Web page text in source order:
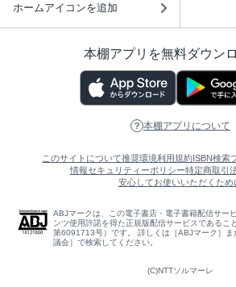
ホームアイコンを追加
本棚アプリを無料ダウン
本棚アプリについて
このサイトについて推奨環境利用規約ISBN検索
情報セキュリティーポリシー特定商取引
安心してお使いいただくため
ABJマークは、この電子書店・電子書籍配信サー
ンツ使用許諾を得た正規版配信サービスであるこ
第6091713号）です。 詳しくは［ABJマーク］
議会］で検索してください。
(C)NTTソルマーレ